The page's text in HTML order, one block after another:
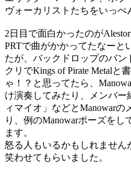
ヴォーカリストたちをいっぺ
2日目で面白かったのが
PRTで曲がかかってたなーと
たが、バックドロップのバン
クリでKings of Pirate Metalと
ゃ！？と思ってたら、
け演奏してみたり、メンバ
ィマイオ」などとManowar
り、例のManowarポーズを
ます。
怒る人もいるかもしれません
笑わせてもらいました。